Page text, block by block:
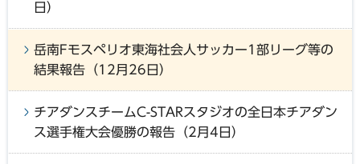
日）
岳南Fモスペリオ東海社会人サッカー1部リーグ等の
結果報告（12月26日）
チアダンスチームC-STARスタジオの全日本チアダン
ス選手権大会優勝の報告（2月4日）